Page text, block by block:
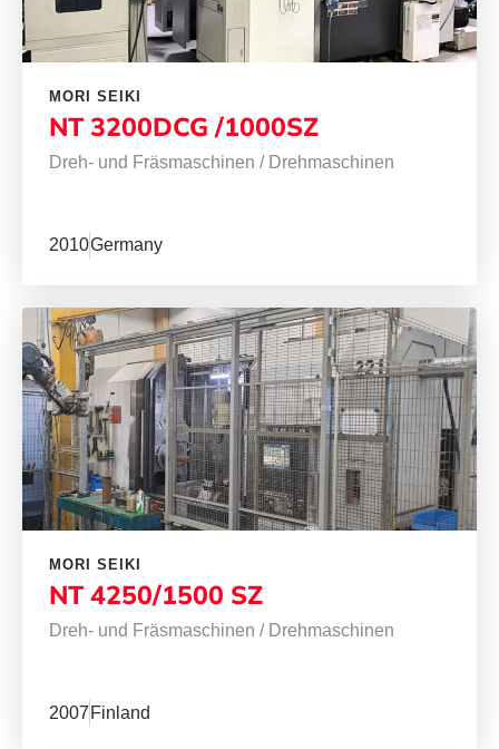
MORI SEIKI
NT 3200DCG /1000SZ
Dreh- und Fräsmaschinen / Drehmaschinen
2010Germany
MORI SEIKI
NT 4250/1500 SZ
Dreh- und Fräsmaschinen / Drehmaschinen
2007 Finland